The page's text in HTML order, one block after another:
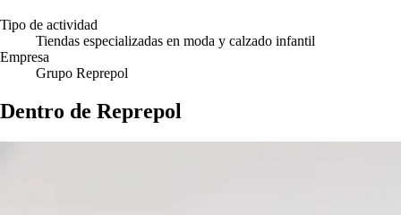
Tipo de actividad
Tiendas especializadas en moda y calzado infantil
Empresa
Grupo Reprepol
Dentro de Reprepol